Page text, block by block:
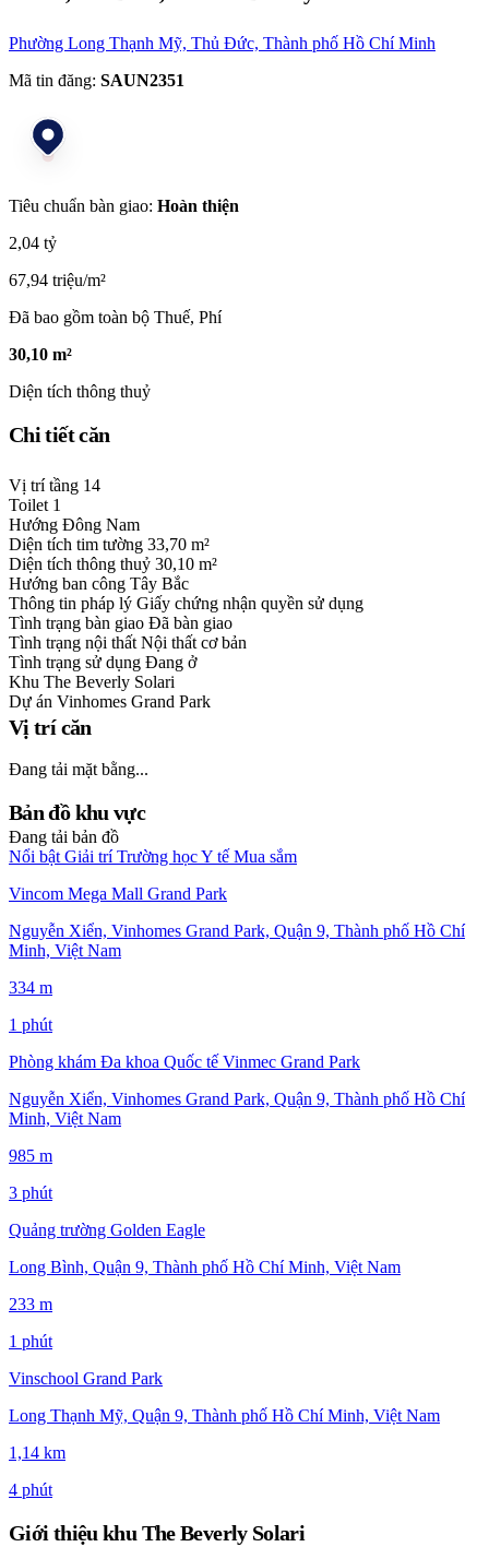
Phường Long Thạnh Mỹ, Thủ Đức, Thành phố Hồ Chí Minh
Mã tin đăng: SAUN2351
Tiêu chuẩn bàn giao: Hoàn thiện
2,04 tỷ
67,94 triệu/m²
Đã bao gồm toàn bộ Thuế, Phí
30,10 m²
Diện tích thông thuỷ
Chi tiết căn
Vị trí tầng 14
Toilet 1
Hướng Đông Nam
Diện tích tim tường 33,70 m²
Diện tích thông thuỷ 30,10 m²
Hướng ban công Tây Bắc
Thông tin pháp lý Giấy chứng nhận quyền sử dụng
Tình trạng bàn giao Đã bàn giao
Tình trạng nội thất Nội thất cơ bản
Tình trạng sử dụng Đang ở
Khu The Beverly Solari
Dự án Vinhomes Grand Park
Vị trí căn
Đang tải mặt bằng...
Bản đồ khu vực
Đang tải bản đồ
Nổi bật Giải trí Trường họcY tế Mua sắm
Vincom Mega Mall Grand Park
Nguyễn Xiển, Vinhomes Grand Park, Quận 9, Thành phố Hồ Chí
Minh, Việt Nam
334 m
1 phút
Phòng khám Đa khoa Quốc tế Vinmec Grand Park
Nguyễn Xiển, Vinhomes Grand Park, Quận 9, Thành phố Hồ Chí
Minh, Việt Nam
985 m
3 phút
Quảng trường Golden Eagle
Long Bình, Quận 9, Thành phố Hồ Chí Minh, Việt Nam
233 m
1 phút
Vinschool Grand Park
Long Thạnh Mỹ, Quận 9, Thành phố Hồ Chí Minh, Việt Nam
1,14 km
4 phút
Giới thiệu khu The Beverly Solari